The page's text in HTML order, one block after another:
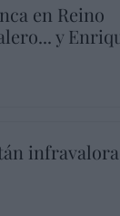
en Reino
y